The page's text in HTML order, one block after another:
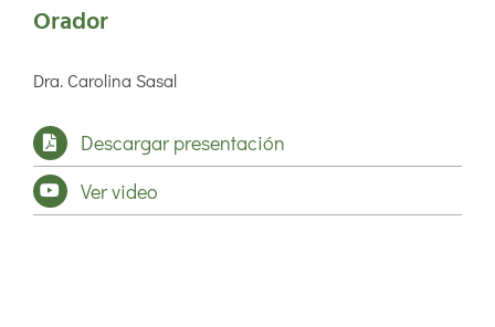
Orador
Dra. Carolina Sasal
Descargar presentación
Ver video